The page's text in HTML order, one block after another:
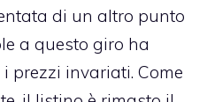
di un altro punto
a questo giro ha
prezzi invariati. Come